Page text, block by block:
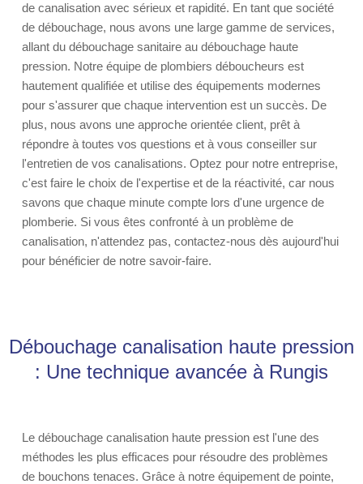
de canalisation avec sérieux et rapidité. En tant que société
de débouchage, nous avons une large gamme de services,
allant du débouchage sanitaire au débouchage haute
pression. Notre équipe de plombiers déboucheurs est
hautement qualifiée et utilise des équipements modernes
pour s'assurer que chaque intervention est un succès. De
plus, nous avons une approche orientée client, prêt à
répondre à toutes vos questions et à vous conseiller sur
l'entretien de vos canalisations. Optez pour notre entreprise,
c'est faire le choix de l'expertise et de la réactivité, car nous
savons que chaque minute compte lors d'une urgence de
plomberie. Si vous êtes confronté à un problème de
canalisation, n'attendez pas, contactez-nous dès aujourd'hui
pour bénéficier de notre savoir-faire.
Débouchage canalisation haute pression
: Une technique avancée à Rungis
Le débouchage canalisation haute pression est l'une des
méthodes les plus efficaces pour résoudre des problèmes
de bouchons tenaces. Grâce à notre équipement de pointe,